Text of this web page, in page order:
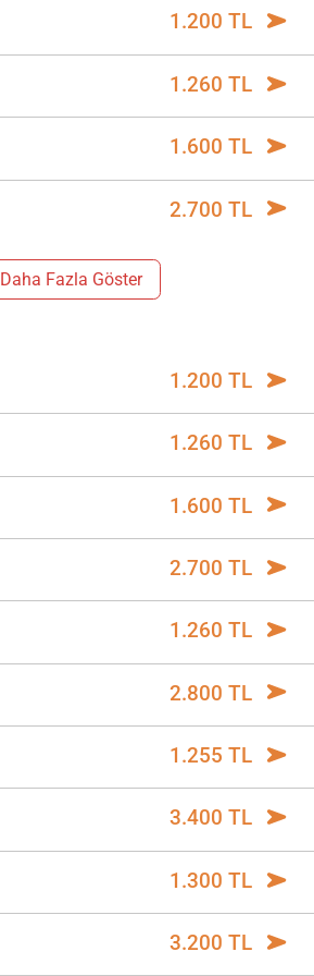
1.200 TL
1.260 TL
1.600 TL
2.700 TL
Daha Fazla Göster
1.200 TL
1.260 TL
1.600 TL
2.700 TL
1.260 TL
2.800 TL
1.255 TL
3.400 TL
1.300 TL
3.200 TL